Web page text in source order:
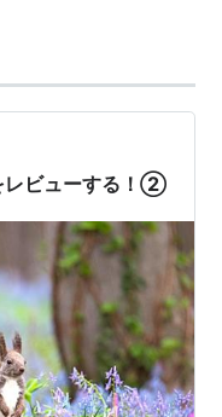
R5MarkIIをレビューする！②